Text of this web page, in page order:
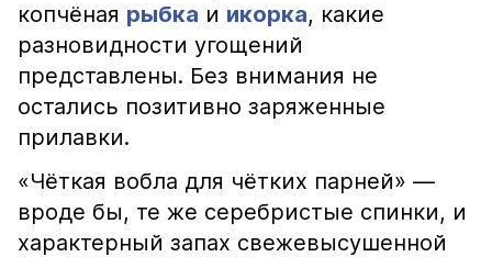
копчёная рыбка и икорка, какие
разновидности угощений
представлены. Без внимания не
остались позитивно заряженные
прилавки.
«Чёткая вобла для чётких парней» —
вроде бы, те же серебристые спинки, и
характерный запах свежевысушенной